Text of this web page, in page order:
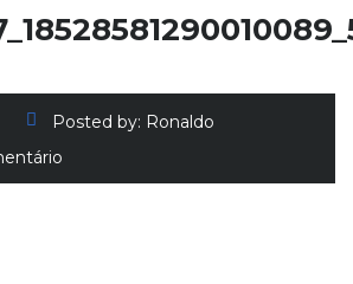
Posted by: Ronaldo